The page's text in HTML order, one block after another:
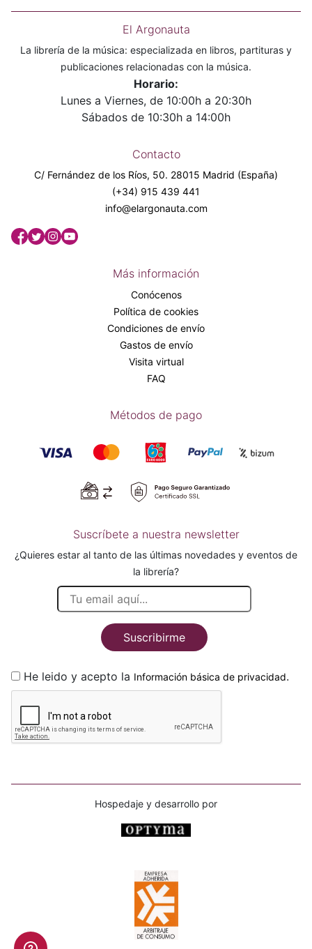
El Argonauta
La librería de la música: especializada en libros, partituras y
publicaciones relacionadas con la música.
Horario:
Lunes a Viernes, de 10:00h a 20:30h
Sábados de 10:30h a 14:00h
Contacto
C/ Fernández de los Ríos, 50. 28015 Madrid (España)
(+34) 915 439 441
info@elargonauta.com
Más información
Conócenos
Política de cookies
Condiciones de envío
Gastos de envío
Visita virtual
FAQ
Métodos de pago
Suscríbete a nuestra newsletter
¿Quieres estar al tanto de las últimas novedades y eventos de
la librería?
Suscribirme
He leido y acepto la Información básica de privacidad.
Hospedaje y desarrollo por